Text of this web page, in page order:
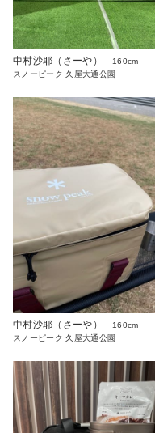
中村沙耶（さーや）
160cm
スノーピーク 久屋大通公園
中村沙耶（さーや）
160cm
スノーピーク 久屋大通公園